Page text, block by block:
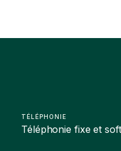
TÉLÉPHONIE
Téléphonie fixe et